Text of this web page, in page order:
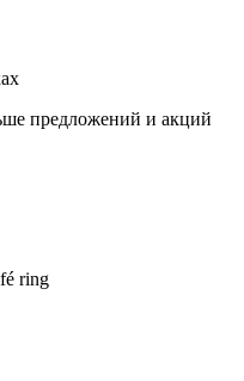
предложений и акций
ring